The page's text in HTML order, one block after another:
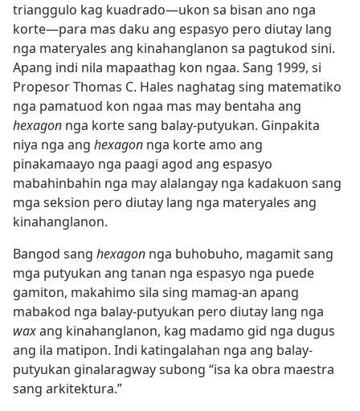
trianggulo kag kuadrado—ukon sa bisan ano nga
korte—para mas daku ang espasyo pero diutay lang
nga materyales ang kinahanglanon sa pagtukod sini.
Apang indi nila mapaathag kon ngaa. Sang 1999, si
Propesor Thomas C. Hales naghatag sing matematiko
nga pamatuod kon ngaa mas may bentaha ang
hexagon nga korte sang balay-putyukan. Ginpakita
niya nga ang hexagon nga korte amo ang
pinakamaayo nga paagi agod ang espasyo
mabahinbahin nga may alalangay nga kadakuon sang
mga seksion pero diutay lang nga materyales ang
kinahanglanon.
Bangod sang hexagon nga buhobuho, magamit sang
mga putyukan ang tanan nga espasyo nga puede
gamiton, makahimo sila sing mamag-an apang
mabakod nga balay-putyukan pero diutay lang nga
waxang kinahanglanon, kag madamo gid nga dugus
ang ila matipon. Indi katingalahan nga ang balay-
putyukan ginalaragway subong “isa ka obra maestra
sang arkitektura.”